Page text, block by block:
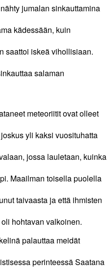
jumalan sinkauttamina
kädessään, kuin
saattoi iskeä vihollisiaan.
salaman
meteoriitit ovat olleet
yli kaksi vuosituhatta
jossa lauletaan, kuinka
Maailman toisella puolella
taivaasta ja että ihmisten
hohtavan valkoinen.
palauttaa meidät
perinteessä Saatana